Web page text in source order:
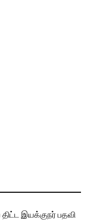
இயக்குநர் பதவி